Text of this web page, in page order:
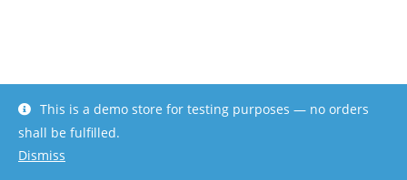
This is a demo store for testing purposes — no orders
shall be fulfilled.
Dismiss